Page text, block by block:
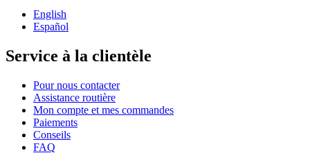
English
Español
Service à la clientèle
Pour nous contacter
Assistance routière
Mon compte et mes commandes
Paiements
Conseils
FAQ